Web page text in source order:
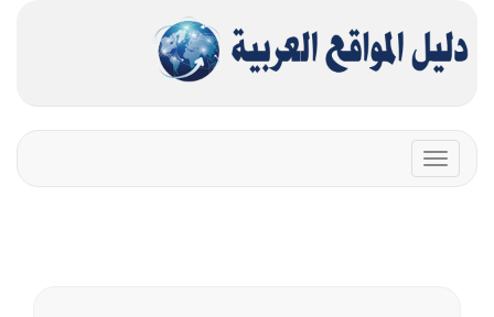
Toggle
navigation